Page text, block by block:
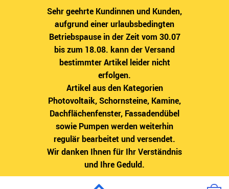
Sehr geehrte Kundinnen und Kunden,
aufgrund einer urlaubsbedingten
Betriebspause in der Zeit vom 30.07
bis zum 18.08. kann der Versand
bestimmter Artikel leider nicht
erfolgen.
Artikel aus den Kategorien
Photovoltaik, Schornsteine, Kamine,
Dachflächenfenster, Fassadendübel
sowie Pumpen werden weiterhin
regulär bearbeitet und versendet.
Wir danken Ihnen für Ihr Verständnis
und Ihre Geduld.